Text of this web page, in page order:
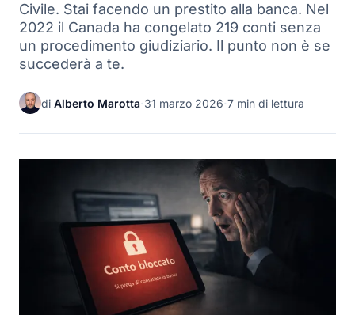
Civile. Stai facendo un prestito alla banca. Nel
2022 il Canada ha congelato 219 conti senza
un procedimento giudiziario. Il punto non è se
succederà a te.
di Alberto Marotta·31 marzo 2026·7 min di lettura